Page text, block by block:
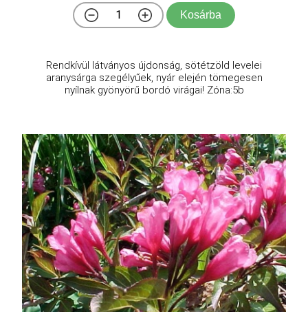
Kosárba
Rendkívül látványos újdonság, sötétzöld levelei
aranysárga szegélyűek, nyár elején tömegesen
nyílnak gyönyörű bordó virágai! Zóna:5b